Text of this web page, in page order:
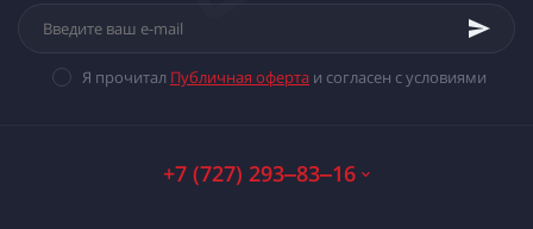
Я прочитал Публичная оферта и согласен с условиями
+7 (727) 293‒83‒16